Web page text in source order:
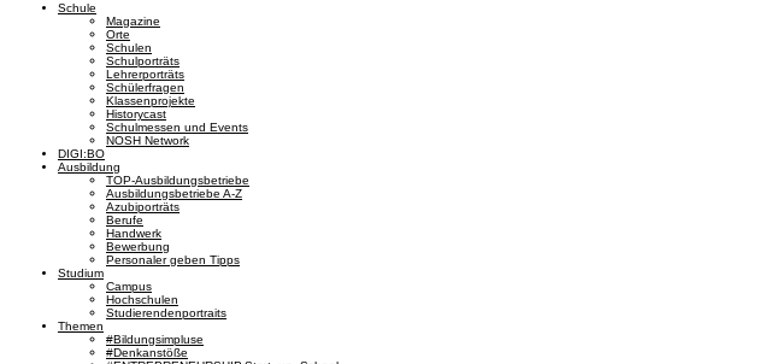
Schule
Magazine
Orte
Schulen
Schulporträts
Lehrerporträts
Schülerfragen
Klassenprojekte
Historycast
Schulmessen und Events
NOSH Network
DIGI:BO
Ausbildung
TOP-Ausbildungsbetriebe
Ausbildungsbetriebe A-Z
Azubiporträts
Berufe
Handwerk
Bewerbung
Personaler geben Tipps
Studium
Campus
Hochschulen
Studierendenportraits
Themen
#Bildungsimpluse
#Denkanstöße